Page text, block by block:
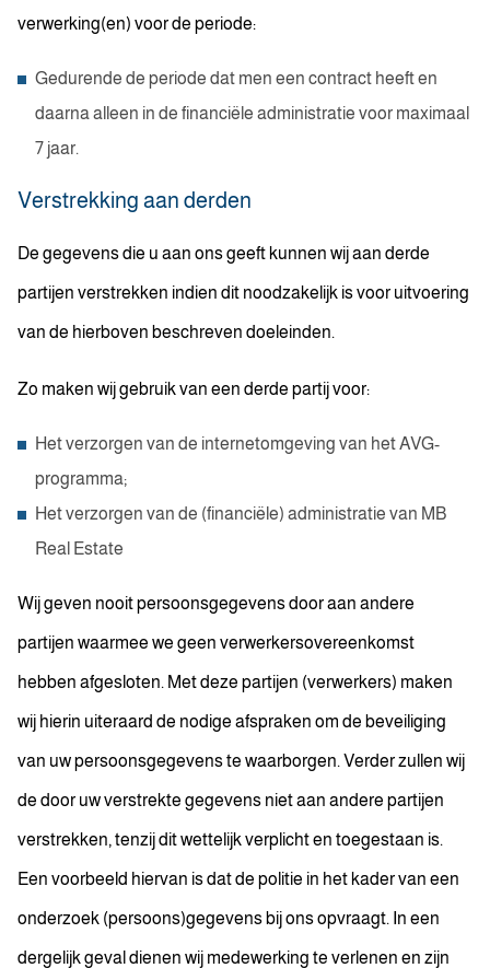
verwerking(en) voor de periode:
Gedurende de periode dat men een contract heeft en
daarna alleen in de financiële administratie voor maximaal
7 jaar.
Verstrekking aan derden
De gegevens die u aan ons geeft kunnen wij aan derde
partijen verstrekken indien dit noodzakelijk is voor uitvoering
van de hierboven beschreven doeleinden.
Zo maken wij gebruik van een derde partij voor:
Het verzorgen van de internetomgeving van het AVG-
programma;
Het verzorgen van de (financiële) administratie van MB
Real Estate
Wij geven nooit persoonsgegevens door aan andere
partijen waarmee we geen verwerkersovereenkomst
hebben afgesloten. Met deze partijen (verwerkers) maken
wij hierin uiteraard de nodige afspraken om de beveiliging
van uw persoonsgegevens te waarborgen. Verder zullen wij
de door uw verstrekte gegevens niet aan andere partijen
verstrekken, tenzij dit wettelijk verplicht en toegestaan is.
Een voorbeeld hiervan is dat de politie in het kader van een
onderzoek (persoons)gegevens bij ons opvraagt. In een
dergelijk geval dienen wij medewerking te verlenen en zijn